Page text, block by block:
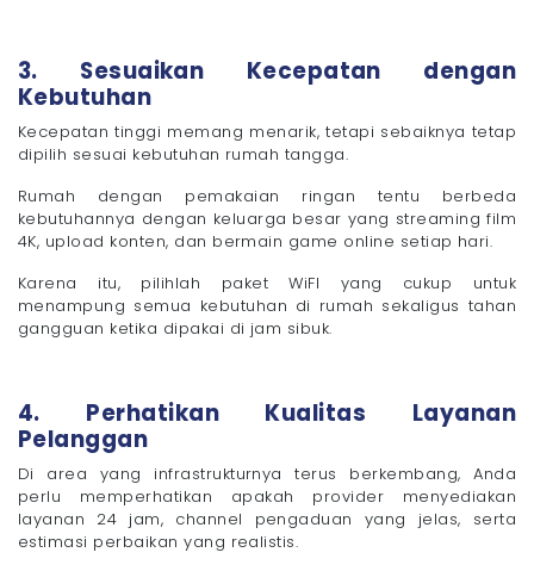
3. Sesuaikan Kecepatan dengan
Kebutuhan
Kecepatan tinggi memang menarik, tetapi sebaiknya tetap
dipilih sesuai kebutuhan rumah tangga.
Rumah dengan pemakaian ringan tentu berbeda
kebutuhannya dengan keluarga besar yang streaming film
4K, upload konten, dan bermain game online setiap hari.
Karena itu, pilihlah paket WiFI yang cukup untuk
menampung semua kebutuhan di rumah sekaligus tahan
gangguan ketika dipakai di jam sibuk.
4. Perhatikan Kualitas Layanan
Pelanggan
Di area yang infrastrukturnya terus berkembang, Anda
perlu memperhatikan apakah provider menyediakan
layanan 24 jam, channel pengaduan yang jelas, serta
estimasi perbaikan yang realistis.